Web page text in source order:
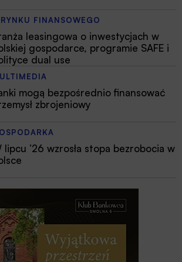
FINANSOWEGO
leasingowa o inwestycjach w
gospodarce, programie SAFE i
dual use
mogą bezpośrednio finansować
zbrojeniowy
lipcu ’26 wzrosła stopa bezrobocia w